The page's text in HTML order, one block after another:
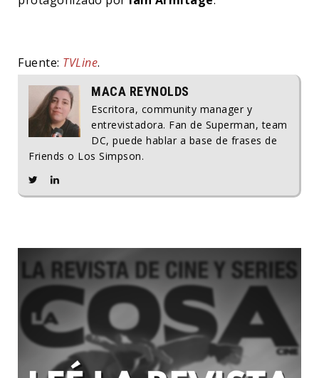
Fuente: TVLine.
MACA REYNOLDS
Escritora, community manager y
entrevistadora. Fan de Superman, team
DC, puede hablar a base de frases de
Friends o Los Simpson.